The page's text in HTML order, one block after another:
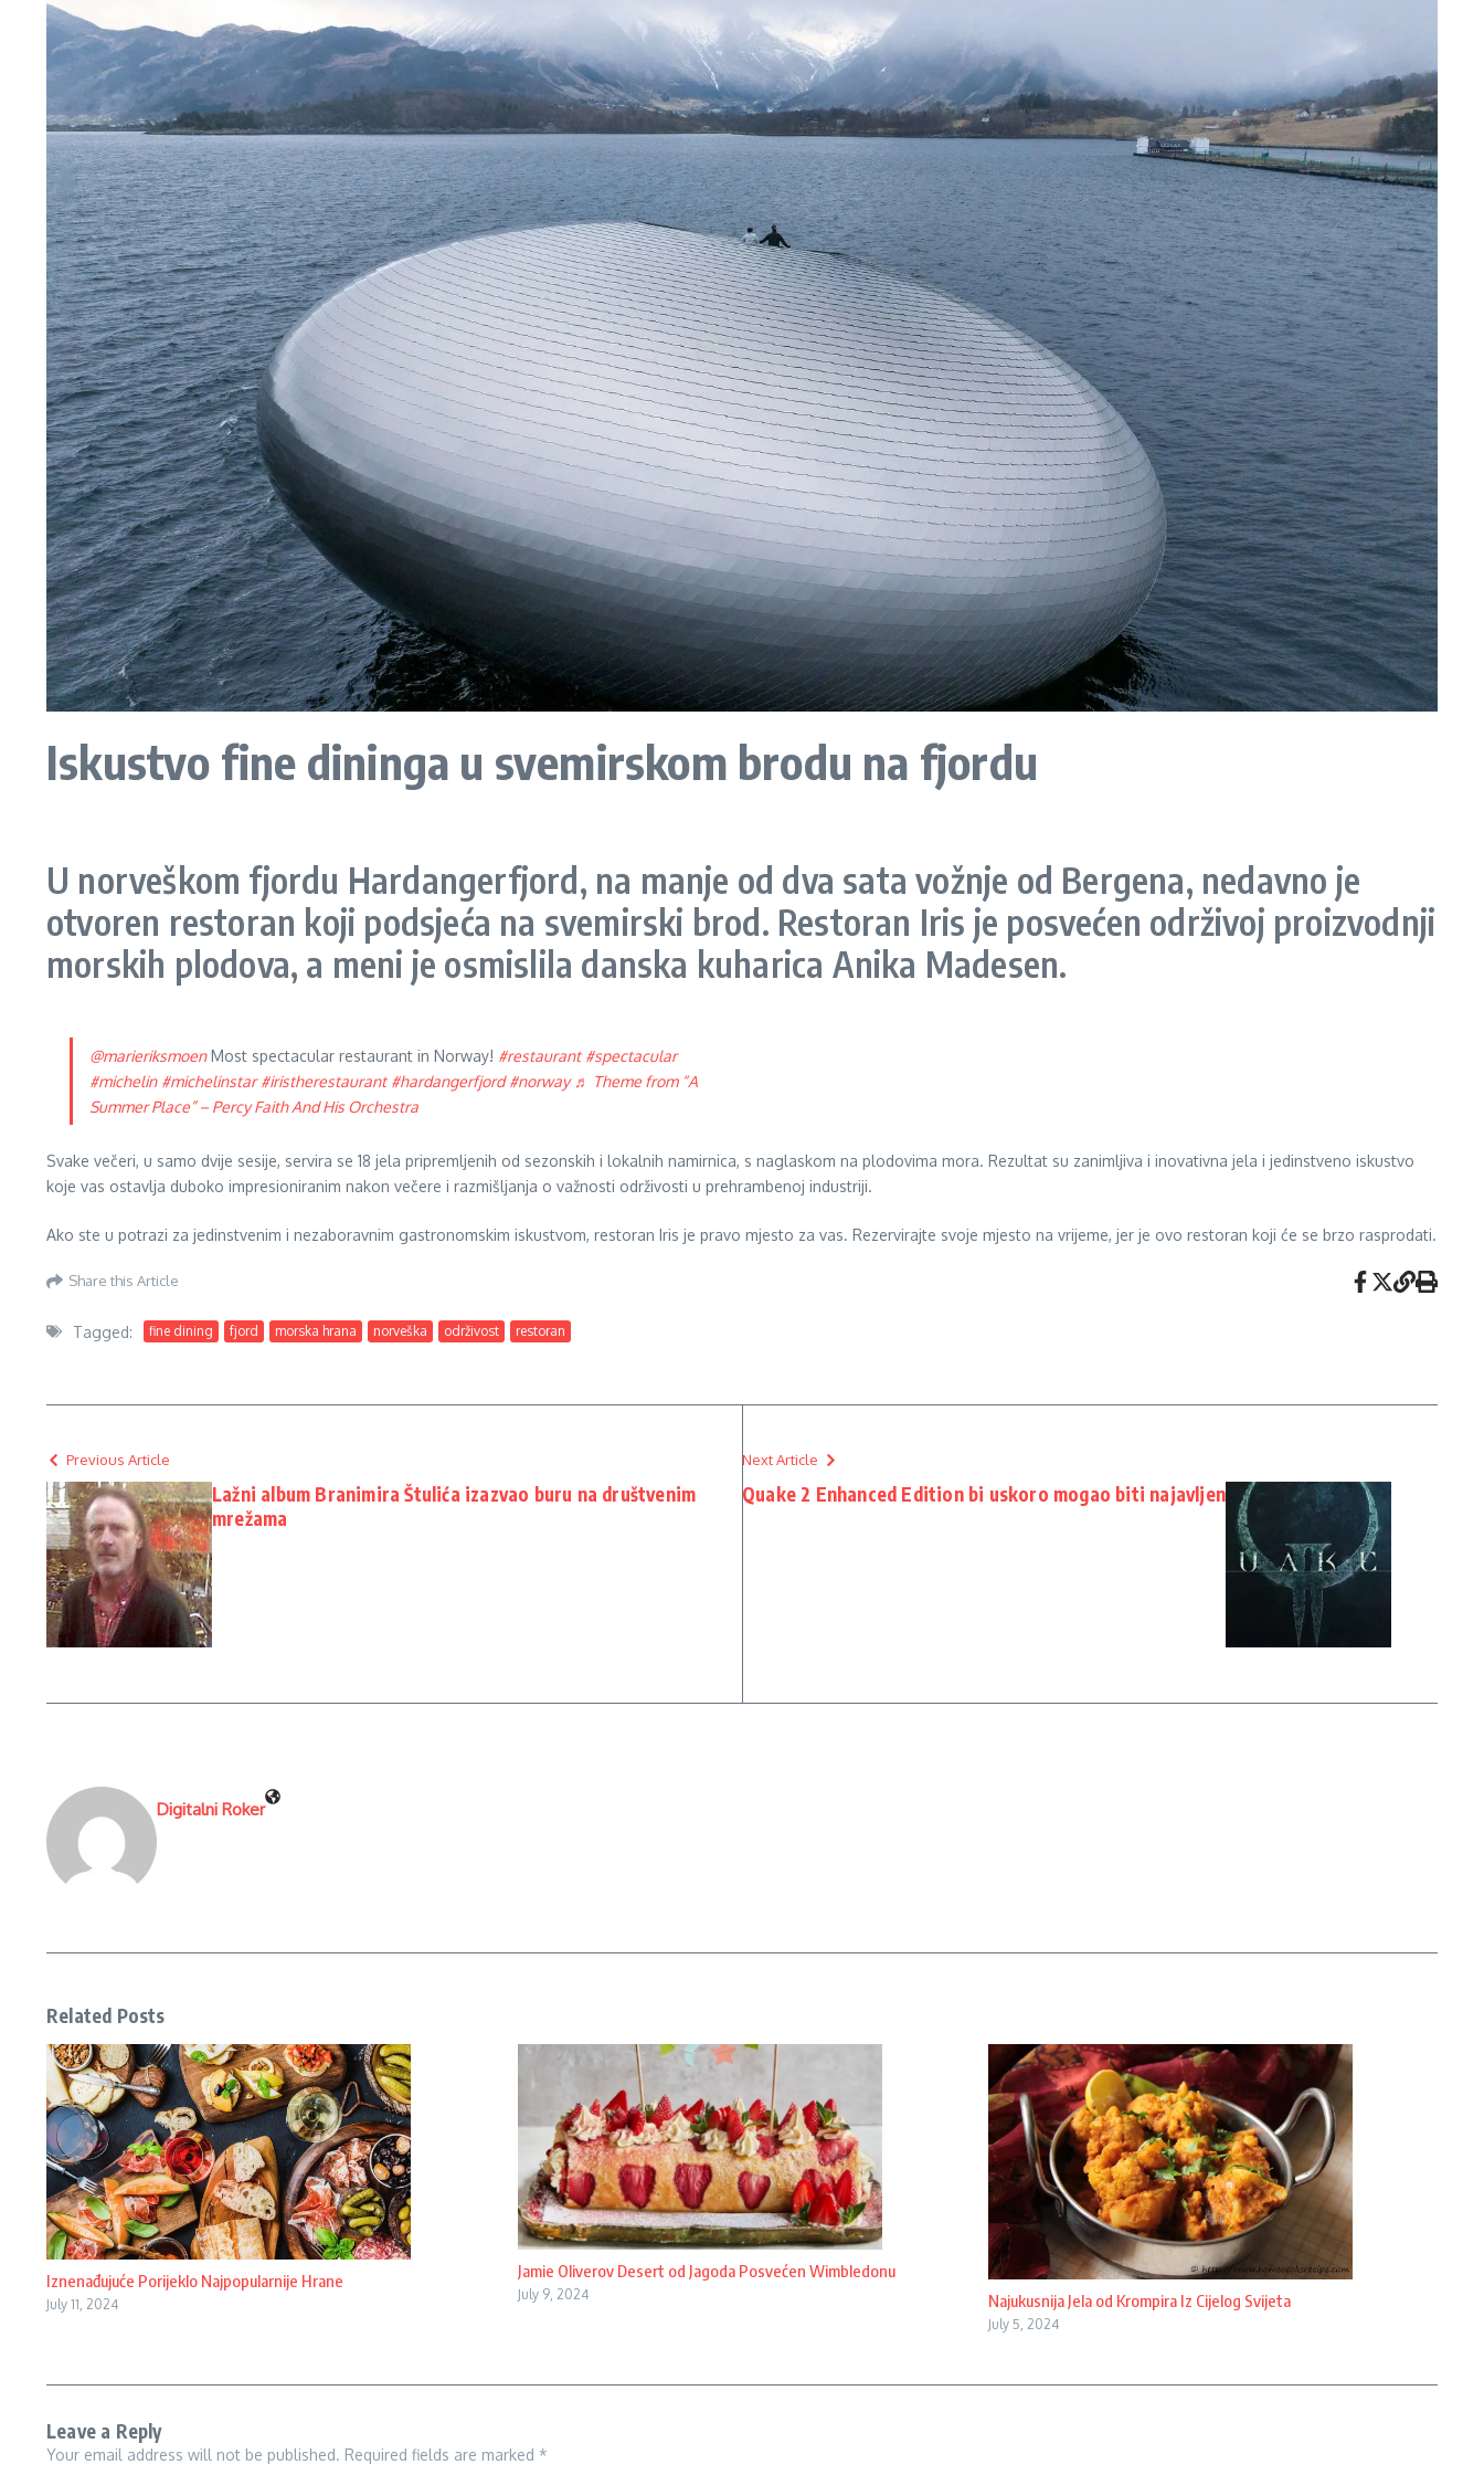
Iskustvo fine dininga u svemirskom brodu na fjordu
U norveškom fjordu Hardangerfjord, na manje od dva sata vožnje od Bergena, nedavno je
otvoren restoran koji podsjeća na svemirski brod. Restoran Iris je posvećen održivoj proizvodnji
morskih plodova, a meni je osmislila danska kuharica Anika Madesen.
@marieriksmoenMost spectacular restaurant in Norway! #restaurant #spectacular
#michelin #michelinstar #iristherestaurant #hardangerfjord #norway ♬ Theme from “A
Summer Place” – Percy Faith And His Orchestra
Svake večeri, u samo dvije sesije, servira se 18 jela pripremljenih od sezonskih i lokalnih namirnica, s naglaskom na plodovima mora. Rezultat su zanimljiva i inovativna jela i jedinstveno iskustvo
koje vas ostavlja duboko impresioniranim nakon večere i razmišljanja o važnosti održivosti u prehrambenoj industriji.
Ako ste u potrazi za jedinstvenim i nezaboravnim gastronomskim iskustvom, restoran Iris je pravo mjesto za vas. Rezervirajte svoje mjesto na vrijeme, jer je ovo restoran koji će se brzo rasprodati.
Share this Article
Tagged: fine dining fjord morska hrana norveška održivost restoran
Previous Article
Lažni album Branimira Štulića izazvao buru na društvenim
mrežama
Next Article
Quake 2 Enhanced Edition bi uskoro mogao biti najavljen
Digitalni Roker
Related Posts
Iznenađujuće Porijeklo Najpopularnije Hrane
July 11, 2024
Jamie Oliverov Desert od Jagoda Posvećen Wimbledonu
July 9, 2024 Najukusnija Jela od Krompira Iz Cijelog Svijeta
July 5, 2024
Leave a Reply
Your email address will not be published. Required fields are marked *